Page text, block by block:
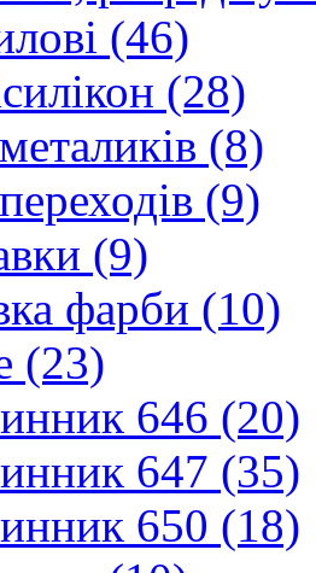
(46)
(28)
(8)
(9)
(9)
фарби (10)
(23)
646 (20)
647 (35)
650 (18)